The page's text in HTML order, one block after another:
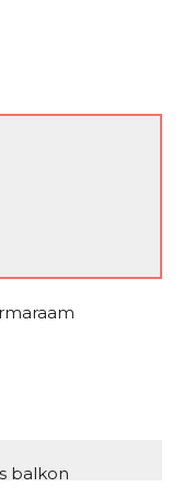
balkon